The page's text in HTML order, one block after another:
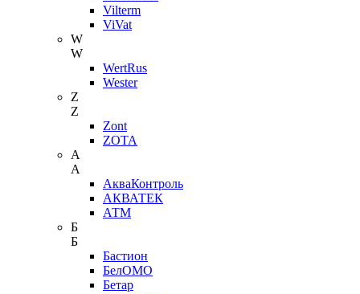
Vilterm
ViVat
W
W
WertRus
Wester
Z
Z
Zont
ZOTA
А
А
АкваКонтроль
АКВАТЕК
АТМ
Б
Б
Бастион
БелОМО
Бетар